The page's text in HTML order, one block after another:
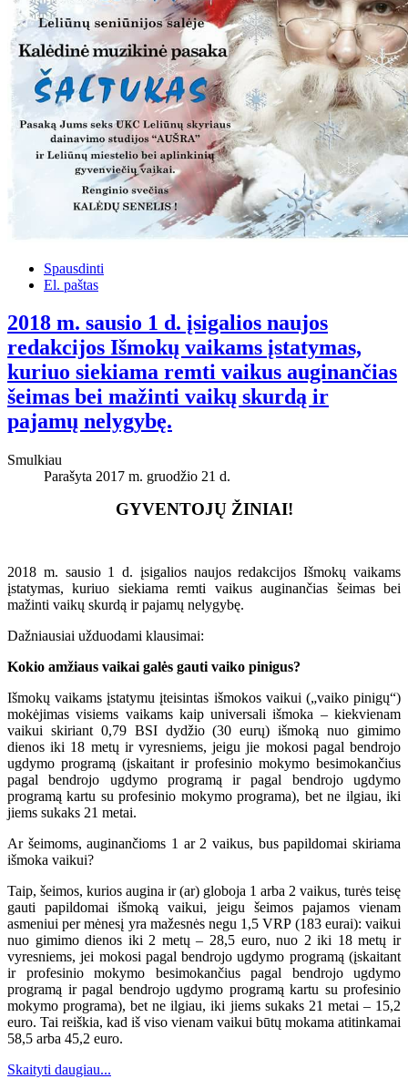
Spausdinti
El. paštas
2018 m. sausio 1 d. įsigalios naujos
redakcijos Išmokų vaikams įstatymas,
kuriuo siekiama remti vaikus auginančias
šeimas bei mažinti vaikų skurdą ir
pajamų nelygybę.
Smulkiau
Parašyta 2017 m. gruodžio 21 d.
GYVENTOJŲ ŽINIAI!
2018 m. sausio 1 d. įsigalios naujos redakcijos Išmokų vaikams
įstatymas, kuriuo siekiama remti vaikus auginančias šeimas bei
mažinti vaikų skurdą ir pajamų nelygybę.
Dažniausiai užduodami klausimai:
Kokio amžiaus vaikai galės gauti vaiko pinigus?
Išmokų vaikams įstatymu įteisintas išmokos vaikui („vaiko pinigų“)
mokėjimas visiems vaikams kaip universali išmoka – kiekvienam
vaikui skiriant 0,79 BSI dydžio (30 eurų) išmoką nuo gimimo
dienos iki 18 metų ir vyresniems, jeigu jie mokosi pagal bendrojo
ugdymo programą (įskaitant ir profesinio mokymo besimokančius
pagal bendrojo ugdymo programą ir pagal bendrojo ugdymo
programą kartu su profesinio mokymo programa), bet ne ilgiau, iki
jiems sukaks 21 metai.
Ar šeimoms, auginančioms 1 ar 2 vaikus, bus papildomai skiriama
išmoka vaikui?
Taip, šeimos, kurios augina ir (ar) globoja 1 arba 2 vaikus, turės teisę
gauti papildomai išmoką vaikui, jeigu šeimos pajamos vienam
asmeniui per mėnesį yra mažesnės negu 1,5 VRP (183 eurai): vaikui
nuo gimimo dienos iki 2 metų – 28,5 euro, nuo 2 iki 18 metų ir
vyresniems, jei mokosi pagal bendrojo ugdymo programą (įskaitant
ir profesinio mokymo besimokančius pagal bendrojo ugdymo
programą ir pagal bendrojo ugdymo programą kartu su profesinio
mokymo programa), bet ne ilgiau, iki jiems sukaks 21 metai – 15,2
euro. Tai reiškia, kad iš viso vienam vaikui būtų mokama atitinkamai
58,5 arba 45,2 euro.
Skaityti daugiau...